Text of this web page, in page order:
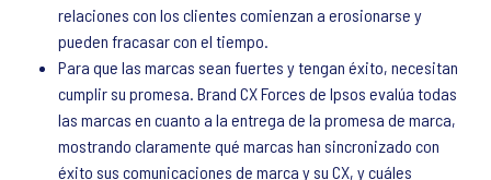
relaciones con los clientes comienzan a erosionarse y
pueden fracasar con el tiempo.
Para que las marcas sean fuertes y tengan éxito, necesitan
cumplir su promesa. Brand CX Forces de Ipsos evalúa todas
las marcas en cuanto a la entrega de la promesa de marca,
mostrando claramente qué marcas han sincronizado con
éxito sus comunicaciones de marca y su CX, y cuáles